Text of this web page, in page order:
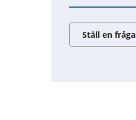
Ställ en fråga